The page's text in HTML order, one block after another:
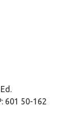
601 50-162